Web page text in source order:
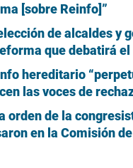
[sobre Reinfo]”
de alcaldes y
que debatirá el
hereditario
las voces de
orden de la
en la Comisión